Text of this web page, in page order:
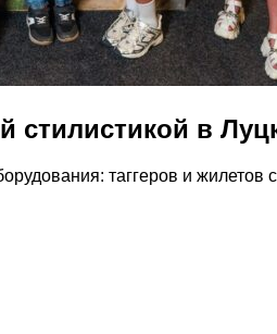
стилистикой в
таггеров и жилетов